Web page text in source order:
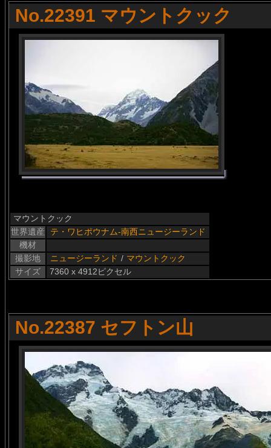
No.22391 マウントクック
マウントクック
世界遺産
テ・ワヒポウナム-南西ニュージーランド
機材
撮影地
ニュージーランド / マウントクック
サイズ
7360 x 4912ピクセル
No.22387 セフトン山